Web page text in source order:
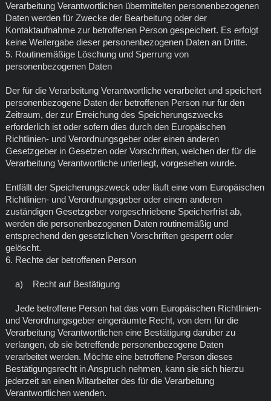
Verarbeitung Verantwortlichen übermittelten personenbezogenen
Daten werden für Zwecke der Bearbeitung oder der
Kontaktaufnahme zur betroffenen Person gespeichert. Es erfolgt
keine Weitergabe dieser personenbezogenen Daten an Dritte.
5. Routinemäßige Löschung und Sperrung von
personenbezogenen Daten
Der für die Verarbeitung Verantwortliche verarbeitet und speichert
personenbezogene Daten der betroffenen Person nur für den
Zeitraum, der zur Erreichung des Speicherungszwecks
erforderlich ist oder sofern dies durch den Europäischen
Richtlinien- und Verordnungsgeber oder einen anderen
Gesetzgeber in Gesetzen oder Vorschriften, welchen der für die
Verarbeitung Verantwortliche unterliegt, vorgesehen wurde.
Entfällt der Speicherungszweck oder läuft eine vom Europäischen
Richtlinien- und Verordnungsgeber oder einem anderen
zuständigen Gesetzgeber vorgeschriebene Speicherfrist ab,
werden die personenbezogenen Daten routinemäßig und
entsprechend den gesetzlichen Vorschriften gesperrt oder
gelöscht.
6. Rechte der betroffenen Person
a) Recht auf Bestätigung
Jede betroffene Person hat das vom Europäischen Richtlinien-
und Verordnungsgeber eingeräumte Recht, von dem für die
Verarbeitung Verantwortlichen eine Bestätigung darüber zu
verlangen, ob sie betreffende personenbezogene Daten
verarbeitet werden. Möchte eine betroffene Person dieses
Bestätigungsrecht in Anspruch nehmen, kann sie sich hierzu
jederzeit an einen Mitarbeiter des für die Verarbeitung
Verantwortlichen wenden.